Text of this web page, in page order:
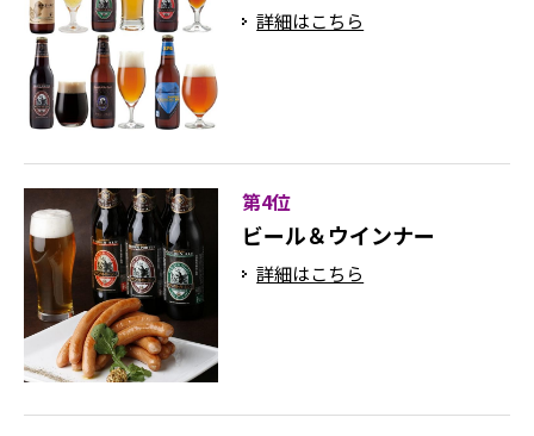
詳細はこちら
第4位
ビール＆ウインナー
詳細はこちら